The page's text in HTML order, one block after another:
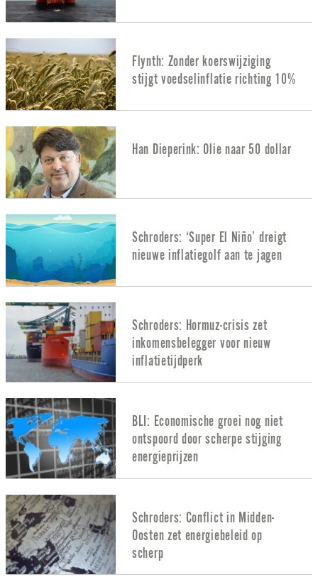
Flynth: Zonder koerswijziging
stijgt voedselinflatie richting 10%
Han Dieperink: Olie naar 50 dollar
Schroders: ‘Super El Niño’ dreigt
nieuwe inflatiegolf aan te jagen
Schroders: Hormuz-crisis zet
inkomensbelegger voor nieuw
inflatietijdperk
BLI: Economische groei nog niet
ontspoord door scherpe stijging
energieprijzen
Schroders: Conflict in Midden-
Oosten zet energiebeleid op
scherp